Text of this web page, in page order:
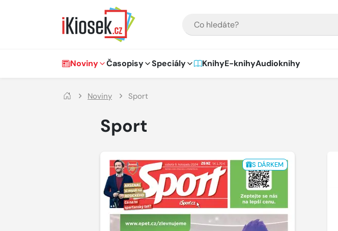
Hlavní navigace
Noviny Časopisy Speciály KnihyE-knihyAudioknihy
Noviny Sport
Sport
S DÁRKEM